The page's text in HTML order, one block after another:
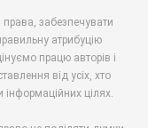
забезпечувати
атрибуцію
працю авторів і
від усіх, хто
інформаційних цілях.